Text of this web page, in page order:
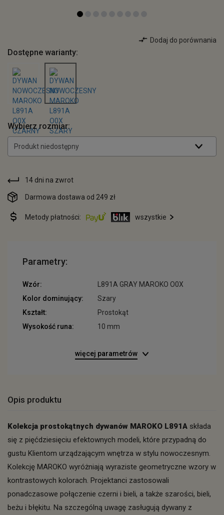
Dodaj do porównania
Dostępne warianty:
Wybierz rozmiar:
Produkt niedostępny
14 dni na zwrot
Darmowa dostawa od 249 zł
Metody płatności: wszystkie
Parametry:
Wzór:
L891A GRAY MAROKO O0X
Kolor dominujący:
Szary
Kształt:
Prostokąt
Wysokość runa:
10 mm
więcej parametrów
Opis produktu
Kolekcja prostokątnych dywanów MAROKO L891A składa
się z pięćdziesięciu efektownych modeli, które przypadną do
gustu Klientom urządzającym wnętrza w stylu nowoczesnym.
Kolekcję MAROKO wyróżniają wyraziste geometryczne wzory w
kontrastowych kolorach. Projektanci zastosowali
ponadczasowe połączenie czerni i bieli, a także szarości, bieli,
beżu i błękitu. Na szczególną uwagę zasługują dywany z